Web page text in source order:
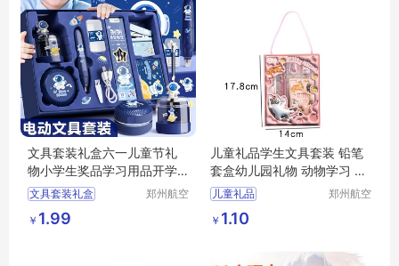
文具套装礼盒六一儿童节礼
物小学生奖品学习用品开学
大礼包印字
文具套装礼盒
六一儿童节礼物
幼儿园小学生奖品
郑州航空
￥ 1.99
儿童礼品学生文具套装 铅笔
套盒幼儿园礼物 动物学习 用
品笔盒
儿童礼品
学生文具套装
铅笔套盒
郑州航空
￥ 1.10